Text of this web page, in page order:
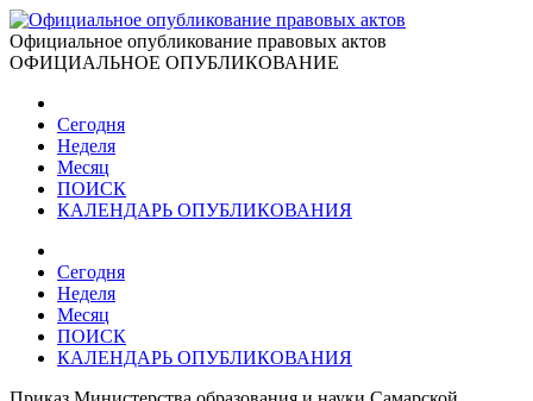
Официальное опубликование правовых актов
ОФИЦИАЛЬНОЕ ОПУБЛИКОВАНИЕ
Сегодня
Неделя
Месяц
ПОИСК
КАЛЕНДАРЬ ОПУБЛИКОВАНИЯ
Сегодня
Неделя
Месяц
ПОИСК
КАЛЕНДАРЬ ОПУБЛИКОВАНИЯ